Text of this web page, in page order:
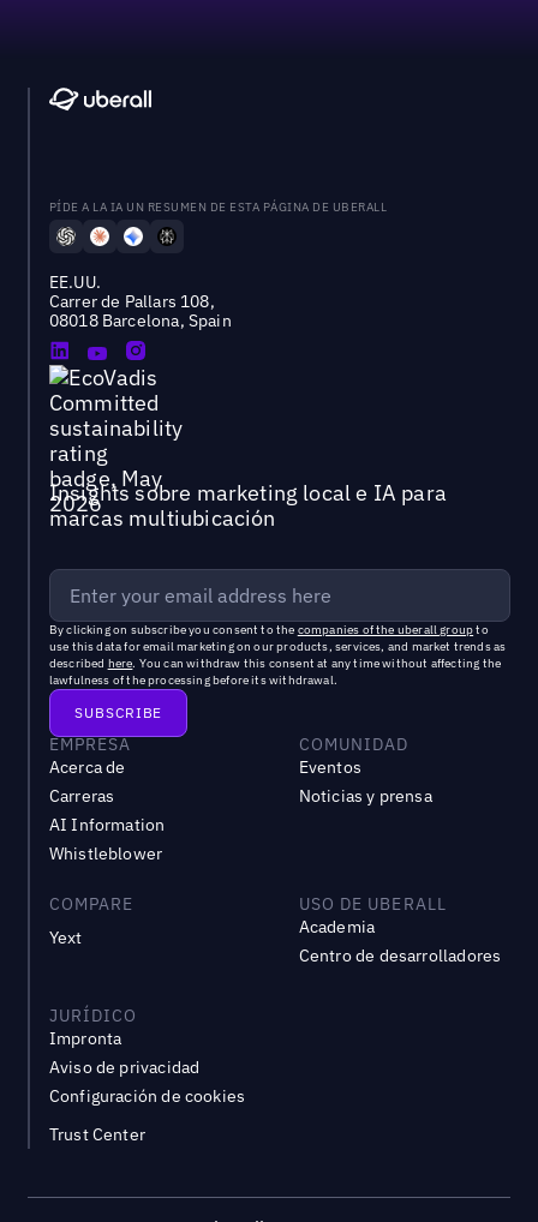
PÍDE A LA IA UN RESUMEN DE ESTA PÁGINA DE UBERALL
EE.UU.
Carrer de Pallars 108,
08018 Barcelona, Spain
Insights sobre marketing local e IA para
marcas multiubicación
By clicking on subscribe you consent to the companies of the uberall groupto
use this data for email marketing on our products, services, and market trends as
described here. You can withdraw this consent at any time without affecting the
lawfulness of the processing before its withdrawal.
EMPRESA
Acerca de
Carreras
AI Information
Whistleblower
COMUNIDAD
Eventos
Noticias y prensa
COMPARE
Yext
USO DE UBERALL
Academia
Centro de desarrolladores
JURÍDICO
Impronta
Aviso de privacidad
Configuración de cookies
Trust Center